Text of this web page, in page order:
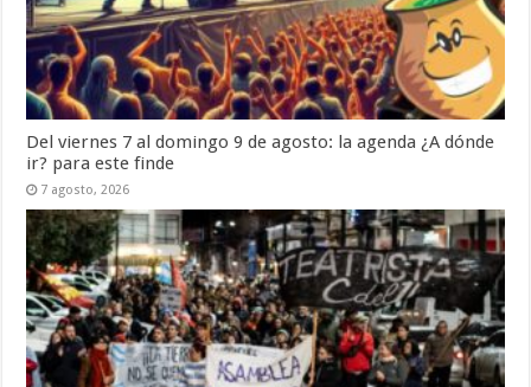
Del viernes 7 al domingo 9 de agosto: la agenda ¿A dónde
ir? para este finde
7 agosto, 2026